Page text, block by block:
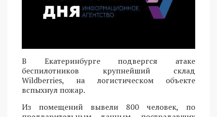
В Екатеринбурге подвергся атаке
беспилотников крупнейший склад
Wildberries, на логистическом объекте
вспыхнул пожар.
Из помещений вывели 800 человек, по